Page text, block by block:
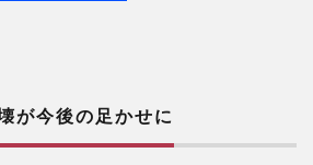
が今後の足かせに